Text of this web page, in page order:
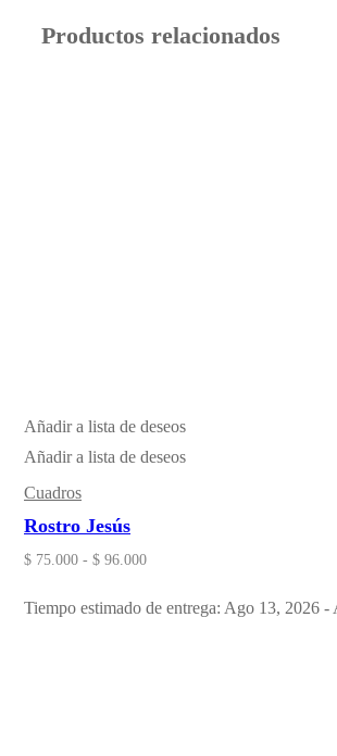
Productos relacionados
Añadir a lista de deseos
Añadir a lista de deseos
Cuadros
Rostro Jesús
$ 75.000 - $ 96.000
Tiempo estimado de entrega: Ago 13, 2026 -